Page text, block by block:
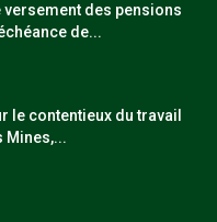
versement des pensions
de...
le contentieux du travail
Mines,...